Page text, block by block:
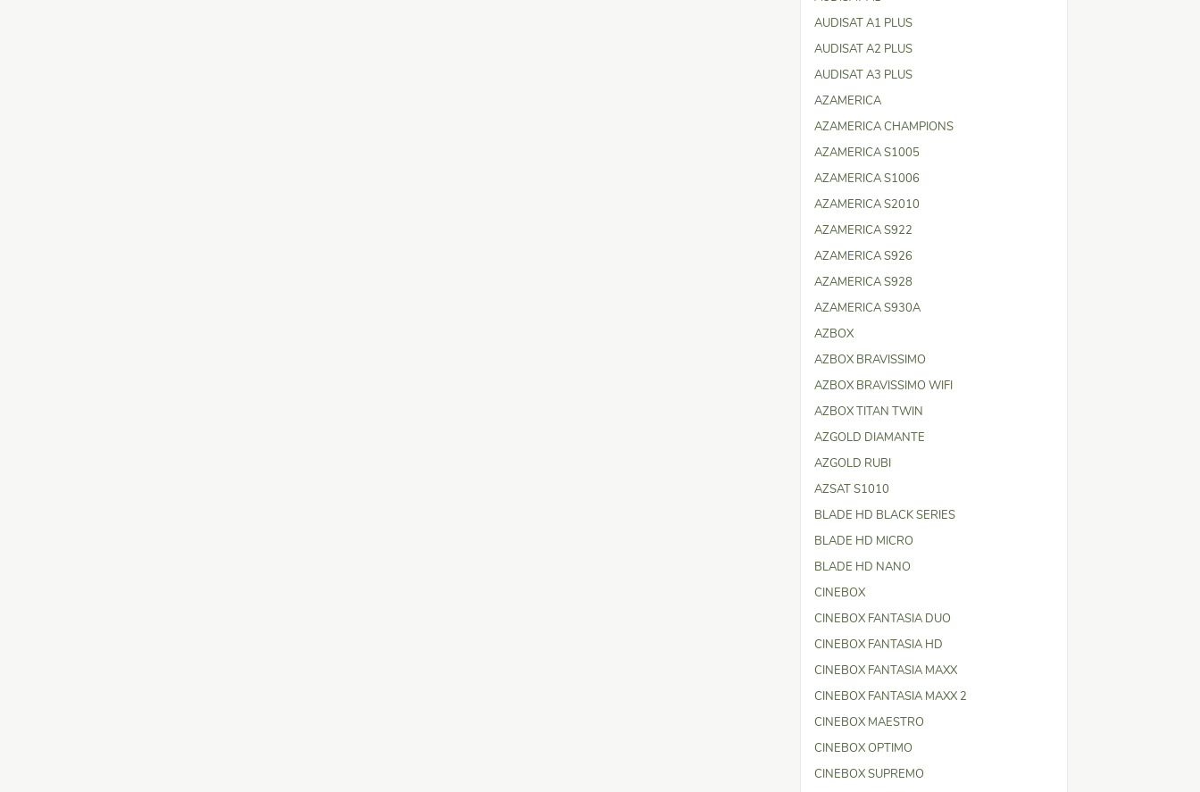
AUDISAT A1 PLUS
AUDISAT A2 PLUS
AUDISAT A3 PLUS
AZAMERICA
AZAMERICA CHAMPIONS
AZAMERICA S1005
AZAMERICA S1006
AZAMERICA S2010
AZAMERICA S922
AZAMERICA S926
AZAMERICA S928
AZAMERICA S930A
AZBOX
AZBOX BRAVISSIMO
AZBOX BRAVISSIMO WIFI
AZBOX TITAN TWIN
AZGOLD DIAMANTE
AZGOLD RUBI
AZSAT S1010
BLADE HD BLACK SERIES
BLADE HD MICRO
BLADE HD NANO
CINEBOX
CINEBOX FANTASIA DUO
CINEBOX FANTASIA HD
CINEBOX FANTASIA MAXX
CINEBOX FANTASIA MAXX 2
CINEBOX MAESTRO
CINEBOX OPTIMO
CINEBOX SUPREMO